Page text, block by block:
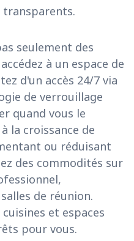
seulement des
à un espace de
d'un accès 24/7 via
de verrouillage
quand vous le
la croissance de
ou réduisant
des commodités sur
de réunion.
et espaces
pour vous.